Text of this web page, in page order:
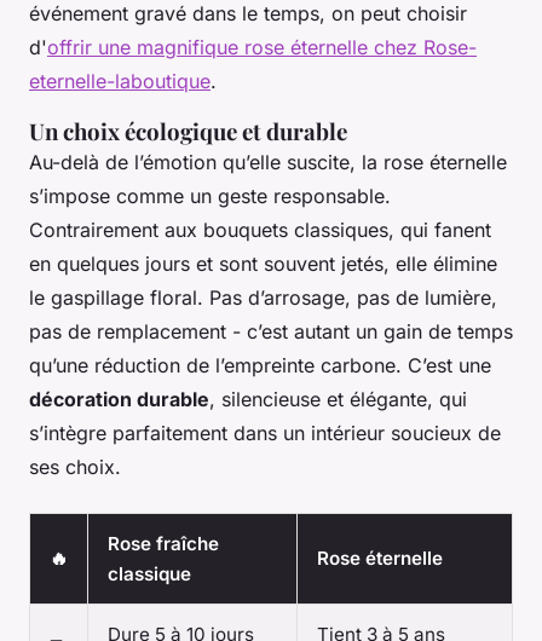
événement gravé dans le temps, on peut choisir
d'offrir une magnifique rose éternelle chez Rose-
eternelle-laboutique.
Un choix écologique et durable
Au-delà de l’émotion qu’elle suscite, la rose éternelle
s’impose comme un geste responsable.
Contrairement aux bouquets classiques, qui fanent
en quelques jours et sont souvent jetés, elle élimine
le gaspillage floral. Pas d’arrosage, pas de lumière,
pas de remplacement - c’est autant un gain de temps
qu’une réduction de l’empreinte carbone. C’est une
décoration durable, silencieuse et élégante, qui
s’intègre parfaitement dans un intérieur soucieux de
ses choix.
🔥
Rose fraîche
classique
Rose éternelle
Dure 5 à 10 jours Tient 3 à 5 ans